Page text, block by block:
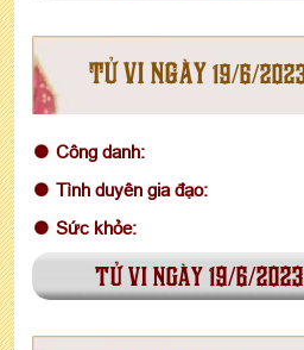
TỬ VI NGÀY 19/6/
Công danh:
Tình duyên gia đạo:
Sức khỏe:
tử vi ngày 19/6/